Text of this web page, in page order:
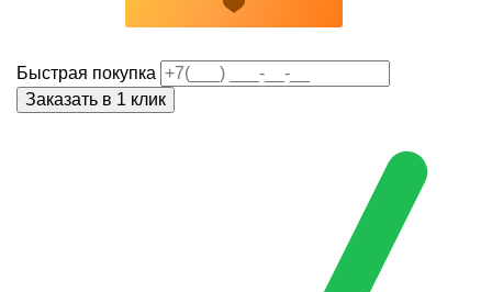
Быстрая покупка